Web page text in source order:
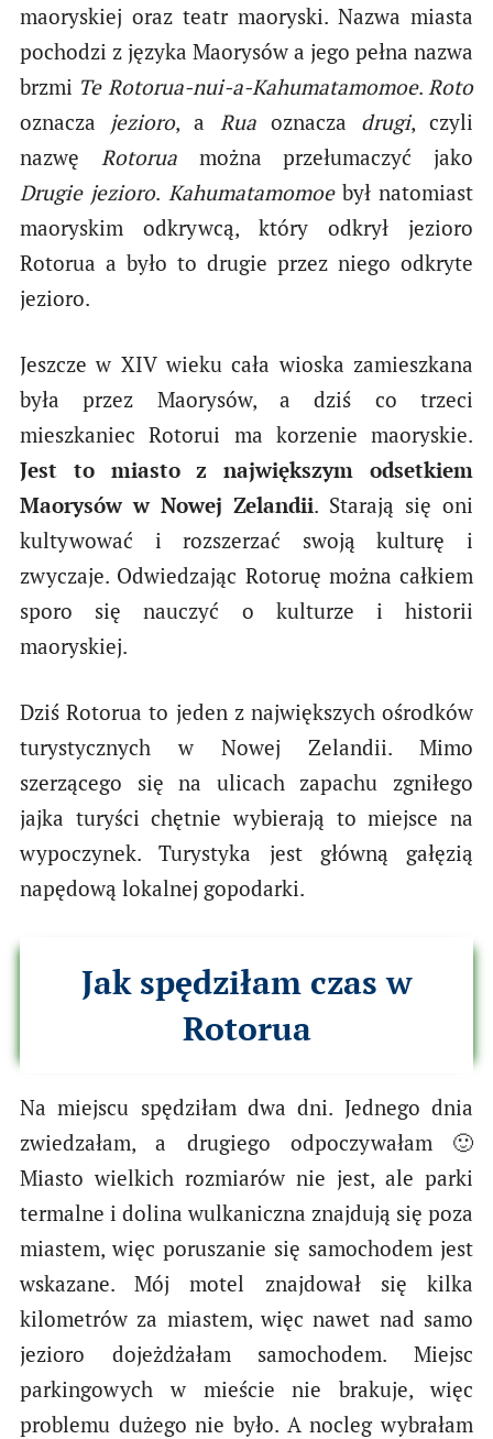
maoryskiej oraz teatr maoryski. Nazwa miasta
pochodzi z języka Maorysów a jego pełna nazwa
brzmi Te Rotorua-nui-a-Kahumatamomoe. Roto
oznacza jezioro, a Ruaoznacza drugi, czyli
nazwę Rotoruamożna przełumaczyć jako
Drugie jezioro. Kahumatamomoebył natomiast
maoryskim odkrywcą, który odkrył jezioro
Rotorua a było to drugie przez niego odkryte
jezioro.
Jeszcze w XIV wieku cała wioska zamieszkana
była przez Maorysów, a dziś co trzeci
mieszkaniec Rotorui ma korzenie maoryskie.
Jest to miasto z największym odsetkiem
Maorysów w Nowej Zelandii. Starają się oni
kultywować i rozszerzać swoją kulturę i
zwyczaje. Odwiedzając Rotoruę można całkiem
sporo się nauczyć o kulturze i historii
maoryskiej.
Dziś Rotorua to jeden z największych ośrodków
turystycznych w Nowej Zelandii. Mimo
szerzącego się na ulicach zapachu zgniłego
jajka turyści chętnie wybierają to miejsce na
wypoczynek. Turystyka jest główną gałęzią
napędową lokalnej gopodarki.
Jak spędziłam czas w
Rotorua
Na miejscu spędziłam dwa dni. Jednego dnia
zwiedzałam, a drugiego odpoczywałam 🙂
Miasto wielkich rozmiarów nie jest, ale parki
termalne i dolina wulkaniczna znajdują się poza
miastem, więc poruszanie się samochodem jest
wskazane. Mój motel znajdował się kilka
kilometrów za miastem, więc nawet nad samo
jezioro dojeżdżałam samochodem. Miejsc
parkingowych w mieście nie brakuje, więc
problemu dużego nie było. A nocleg wybrałam